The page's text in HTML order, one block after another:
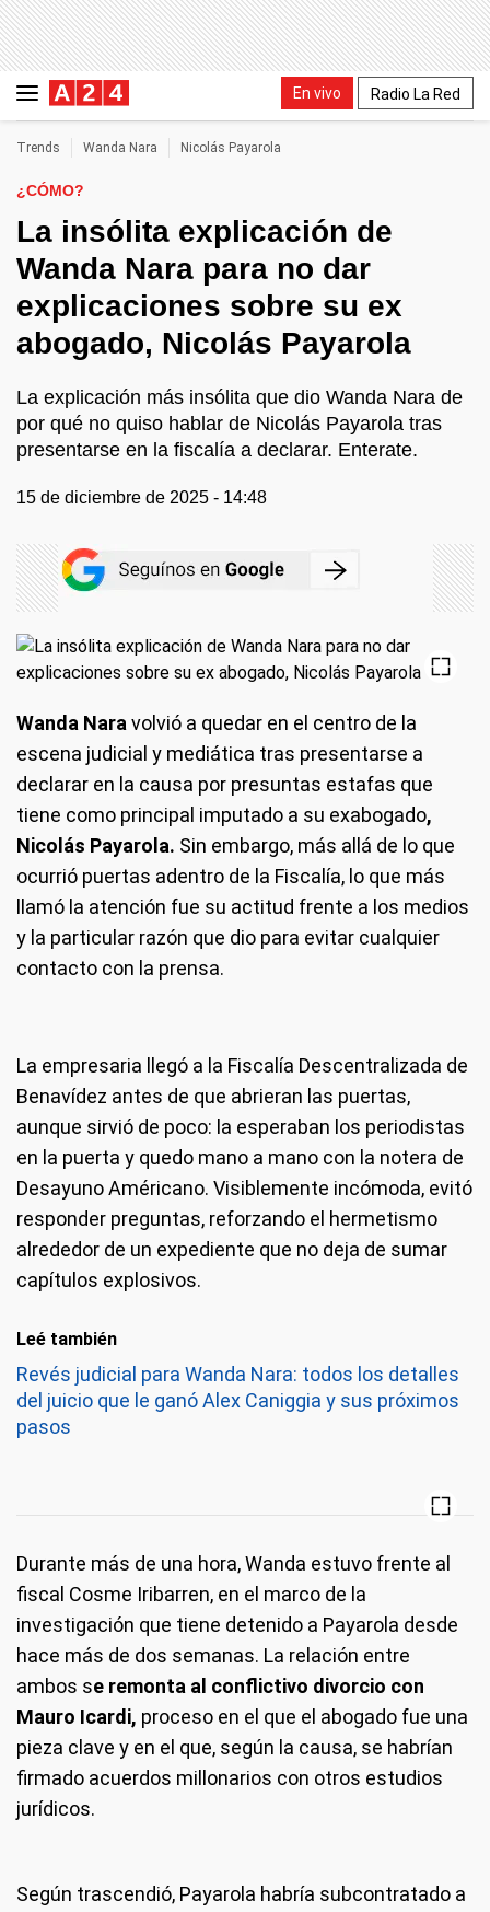
En vivo Radio La Red
Trends Wanda Nara Nicolás Payarola
¿CÓMO?
La insólita explicación de
Wanda Nara para no dar
explicaciones sobre su ex
abogado, Nicolás Payarola
La explicación más insólita que dio Wanda Nara de
por qué no quiso hablar de Nicolás Payarola tras
presentarse en la fiscalía a declarar. Enterate.
15 de diciembre de 2025 - 14:48
Wanda Nara volvió a quedar en el centro de la
escena judicial y mediática tras presentarse a
declarar en la causa por presuntas estafas que
tiene como principal imputado a su exabogado,
Nicolás Payarola. Sin embargo, más allá de lo que
ocurrió puertas adentro de la Fiscalía, lo que más
llamó la atención fue su actitud frente a los medios
y la particular razón que dio para evitar cualquier
contacto con la prensa.
La empresaria llegó a la Fiscalía Descentralizada de
Benavídez antes de que abrieran las puertas,
aunque sirvió de poco: la esperaban los periodistas
en la puerta y quedo mano a mano con la notera de
Desayuno Américano. Visiblemente incómoda, evitó
responder preguntas, reforzando el hermetismo
alrededor de un expediente que no deja de sumar
capítulos explosivos.
Leé también
Revés judicial para Wanda Nara: todos los detalles
del juicio que le ganó Alex Caniggia y sus próximos
pasos
Durante más de una hora, Wanda estuvo frente al
fiscal Cosme Iribarren, en el marco de la
investigación que tiene detenido a Payarola desde
hace más de dos semanas. La relación entre
ambos se remonta al conflictivo divorcio con
Mauro Icardi, proceso en el que el abogado fue una
pieza clave y en el que, según la causa, se habrían
firmado acuerdos millonarios con otros estudios
jurídicos.
Según trascendió, Payarola habría subcontratado a